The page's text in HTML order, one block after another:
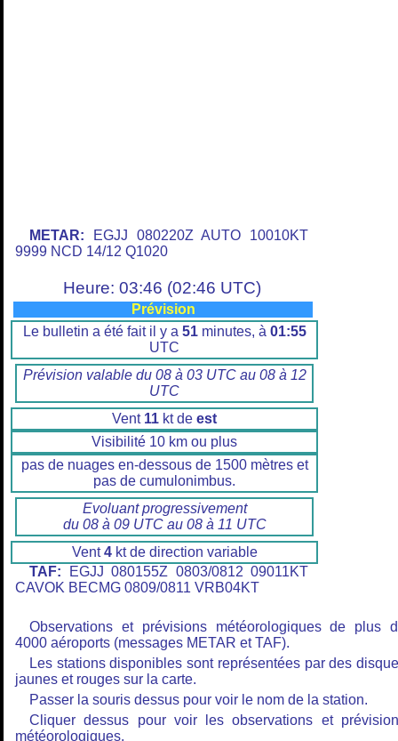
METAR: EGJJ 080220Z AUTO 10010KT
9999 NCD 14/12 Q1020
Heure: 03:46 (02:46 UTC)
Prévision
Le bulletin a été fait il y a 51minutes, à 01:55
UTC
Prévision valable du 08 à 03 UTC au 08 à 12
UTC
Vent 11 kt de est
Visibilité 10 km ou plus
pas de nuages en-dessous de 1500 mètres et
pas de cumulonimbus.
Evoluant progressivement
du 08 à 09 UTC au 08 à 11 UTC
Vent4kt de direction variable
TAF: EGJJ 080155Z 0803/0812 09011KT
CAVOK BECMG 0809/0811 VRB04KT
Observations et prévisions météorologiques de plus
4000 aéroports (messages METAR et TAF).
Les stations disponibles sont représentées par des
jaunes et rouges sur la carte.
Passer la souris dessus pour voir le nom de la station.
Cliquer dessus pour voir les observations et
météorologiques.